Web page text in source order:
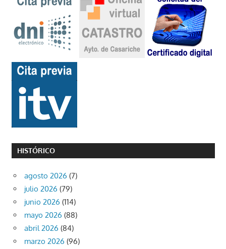
HISTÓRICO
agosto 2026 (7)
julio 2026 (79)
junio 2026 (114)
mayo 2026 (88)
abril 2026 (84)
marzo 2026 (96)